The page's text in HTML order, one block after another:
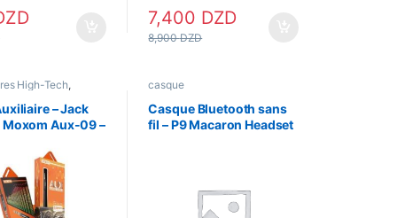
7,400 DZD
8,900DZD
High-Tech,
Telephonie
& Cables
– Jack
Moxom Aux-09 –
casque
Casque Bluetooth sans
fil – P9 Macaron Headset